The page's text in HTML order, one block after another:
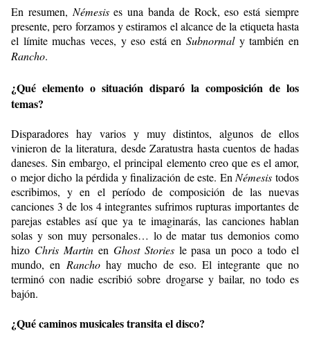
En resumen,Némesises una banda de Rock, eso está siempre
presente, pero forzamos y estiramos el alcance de la etiqueta hasta
el límite muchas veces, y eso está enSubnormaly también en
Rancho.
¿Qué elemento o situación disparó la composición de los
temas?
Disparadores hay varios y muy distintos, algunos de ellos
vinieron de la literatura, desde Zaratustra hasta cuentos de hadas
daneses. Sin embargo, el principal elemento creo que es el amor,
o mejor dicho la pérdida y finalización de este. EnNémesis todos
escribimos, y en el período de composición de las nuevas
canciones 3 de los 4 integrantes sufrimos rupturas importantes de
parejas estables así que ya te imaginarás, las canciones hablan
solas y son muy personales… lo de matar tus demonios como
hizo Chris Martinen Ghost Storiesle pasa un poco a todo el
mundo, en Ranchohay mucho de eso. El integrante que no
terminó con nadie escribió sobre drogarse y bailar, no todo es
bajón.
¿Qué caminos musicales transita el disco?